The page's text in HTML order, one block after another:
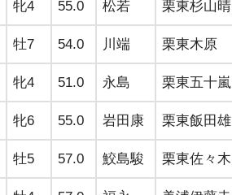
牝4 55.0 松若 栗東杉山晴
牡7 54.0 川端 栗東木原
牝4 51.0 永島 栗東五十嵐
牝6 55.0 岩田康 栗東飯田雄
牡5 57.0 鮫島駿 栗東佐々木